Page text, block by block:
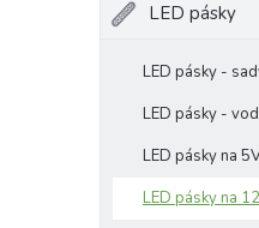
LED pásky
LED pásky -
LED pásky -
LED pásky na
LED pásky na